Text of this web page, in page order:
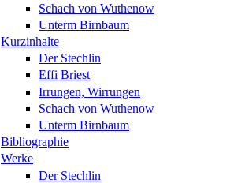
Schach von Wuthenow
Unterm Birnbaum
Kurzinhalte
Der Stechlin
Effi Briest
Irrungen, Wirrungen
Schach von Wuthenow
Unterm Birnbaum
Bibliographie
Werke
Der Stechlin